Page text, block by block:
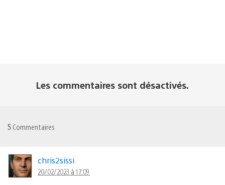
Les commentaires sont désactivés.
5 Commentaires
chris2sissi
20/02/2023 à 17:09